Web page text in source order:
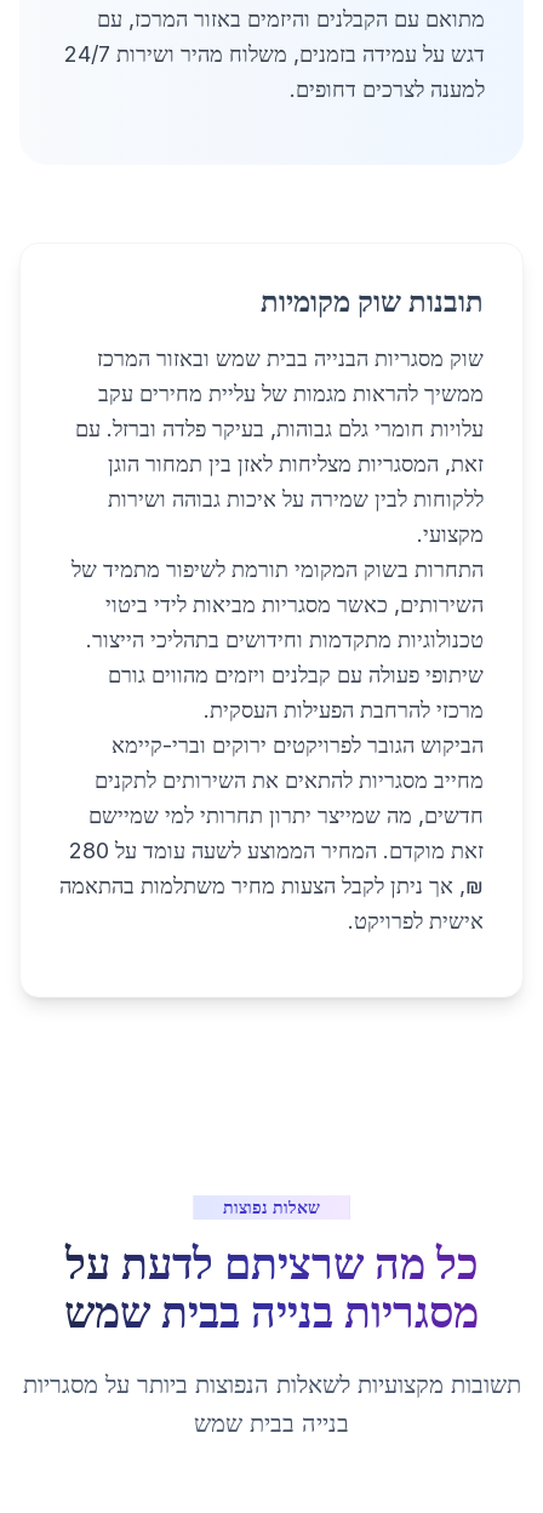
מתואם עם הקבלנים והיזמים באזור המרכז, עם
דגש על עמידה בזמנים, משלוח מהיר ושירות 24/7
למענה לצרכים דחופים.
תובנות שוק מקומיות
שוק מסגריות הבנייה בבית שמש ובאזור המרכז
ממשיך להראות מגמות של עליית מחירים עקב
עלויות חומרי גלם גבוהות, בעיקר פלדה וברזל. עם
זאת, המסגריות מצליחות לאזן בין תמחור הוגן
ללקוחות לבין שמירה על איכות גבוהה ושירות
מקצועי.
התחרות בשוק המקומי תורמת לשיפור מתמיד של
השירותים, כאשר מסגריות מביאות לידי ביטוי
טכנולוגיות מתקדמות וחידושים בתהליכי הייצור.
שיתופי פעולה עם קבלנים ויזמים מהווים גורם
מרכזי להרחבת הפעילות העסקית.
הביקוש הגובר לפרויקטים ירוקים וברי-קיימא
מחייב מסגריות להתאים את השירותים לתקנים
חדשים, מה שמייצר יתרון תחרותי למי שמיישם
זאת מוקדם. המחיר הממוצע לשעה עומד על 280
₪, אך ניתן לקבל הצעות מחיר משתלמות בהתאמה
אישית לפרויקט.
שאלות נפוצות
כל מה שרציתם לדעת על
מסגריות בנייה בבית שמש
תשובות מקצועיות לשאלות הנפוצות ביותר על מסגריות
בנייה בבית שמש